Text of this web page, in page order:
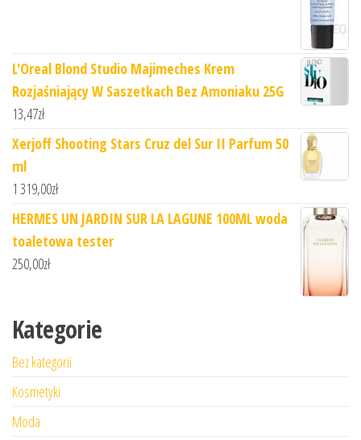
L'Oreal Blond Studio Majimeches Krem
Rozjaśniający W Saszetkach Bez Amoniaku 25G
13,47zł
Xerjoff Shooting Stars Cruz del Sur II Parfum 50
ml
1 319,00zł
HERMES UN JARDIN SUR LA LAGUNE 100ML woda
toaletowa tester
250,00zł
Kategorie
Bez kategorii
Kosmetyki
Moda